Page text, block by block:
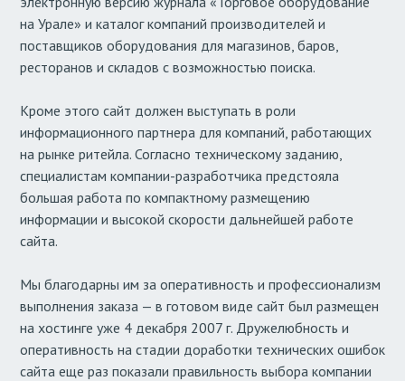
на Урале» и каталог компаний производителей и
поставщиков оборудования для магазинов, баров,
ресторанов и складов с возможностью поиска.
Кроме этого сайт должен выступать в роли
информационного партнера для компаний, работающих
на рынке ритейла. Согласно техническому заданию,
специалистам компании-разработчика предстояла
большая работа по компактному размещению
информации и высокой скорости дальнейшей работе
сайта.
Мы благодарны им зa оперативность и профессионализм
выполнения заказа — в готовом виде сайт был размещен
на хостинге уже 4 декабря 2007 г. Дружелюбность и
оперативность на стадии доработки технических ошибок
сайта еще раз показали правильность выбора компании